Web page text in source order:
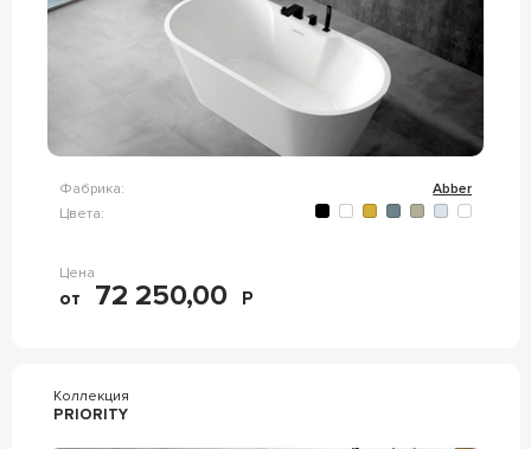
Фабрика:
Abber
Цвета:
Цена
от 72 250,00 Р
Коллекция
PRIORITY